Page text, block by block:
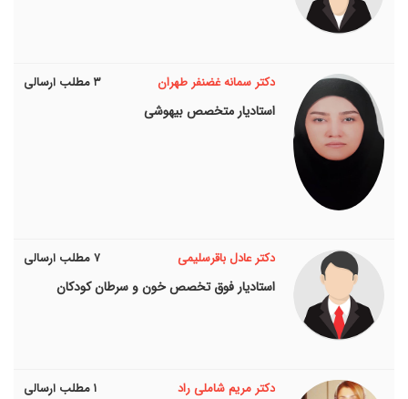
دکتر سمانه غضنفر طهران ۳ مطلب ارسالی
استاديار متخصص بیهوشی
دکتر عادل باقرسلیمی ۷ مطلب ارسالی
استاديار فوق تخصص خون و سرطان کودکان
دکتر مریم شاملی راد ۱ مطلب ارسالی